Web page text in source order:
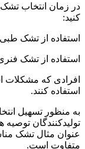
در زمان انتخاب
کنید:
استفاده از تشک
استفاده از تشک
افرادی که مشکلات
استفاده کنند.
به منظور تسهیل
تولیدکنندگان توصیه
عنوان مثال تشک
متفاوت است.